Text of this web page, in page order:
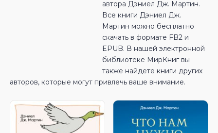
автора Дэниел Дж. Мартин.
Все книги Дэниел Дж.
Мартин можно бесплатно
скачать в формате FB2 и
EPUB. В нашей электронной
библиотеке МирКниг вы
также найдете книги других
авторов, которые могут привлечь ваше внимание.